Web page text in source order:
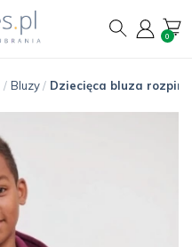
0
/ Bluzy / Dziecięca bluza